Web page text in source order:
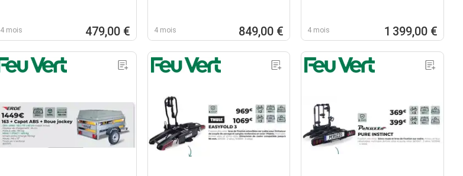
4 mois 479,00 € 4 mois 849,00 € 4 mois 1 399,00 €